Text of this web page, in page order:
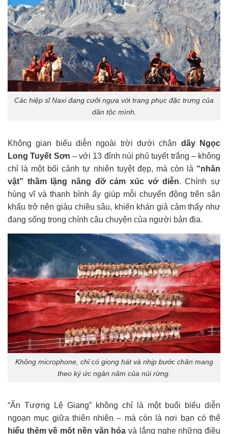
Các hiệp sĩ Naxi đang cưỡi ngựa với trang phục đặc trưng của
dân tộc mình.
Không gian biểu diễn ngoài trời dưới chân dãy Ngọc
Long Tuyết Sơn – với 13 đỉnh núi phủ tuyết trắng – không
chỉ là một bối cảnh tự nhiên tuyệt đẹp, mà còn là “nhân
vật” thầm lặng nâng đỡ cảm xúc vở diễn. Chính sự
hùng vĩ và thanh bình ấy giúp mỗi chuyển động trên sân
khấu trở nên giàu chiều sâu, khiến khán giả cảm thấy như
đang sống trong chính câu chuyện của người bản địa.
Không microphone, chỉ có giọng hát và nhịp bước chân mang
theo ký ức ngàn năm của núi rừng.
“Ấn Tượng Lệ Giang” không chỉ là một buổi biểu diễn
ngoạn mục giữa thiên nhiên – mà còn là nơi bạn có thể
hiểu thêm về một nền văn hóavà lắng nghe những điều